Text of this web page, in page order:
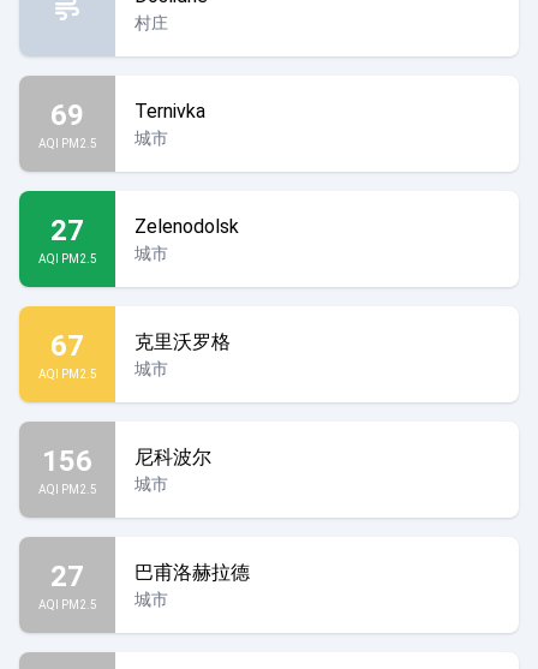
村庄
69
AQI PM2.5
Ternivka
城市
27
AQI PM2.5
Zelenodolsk
城市
67
AQI PM2.5
克里沃罗格
城市
156
AQI PM2.5
尼科波尔
城市
27
AQI PM2.5
巴甫洛赫拉德
城市